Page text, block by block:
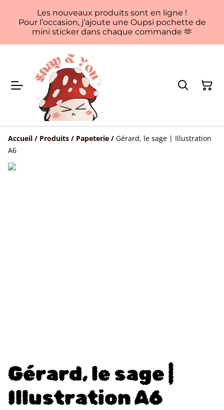
Les nouveaux produits sont en ligne !
Pour l’occasion, j’ajoute une Oupsi pochette de
mini sticker dans chaque commande 🫶
Accueil / Produits / Papeterie / Gérard, le sage | Illustration
A6
Gérard, le sage |
Illustration A6